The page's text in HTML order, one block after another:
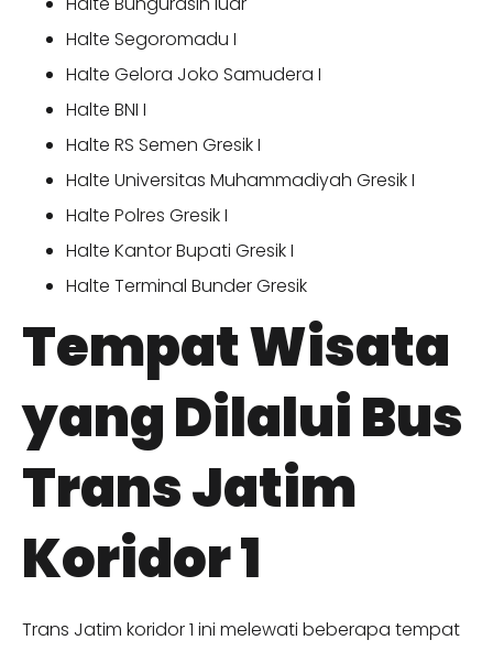
Halte Segoromadu I
Halte Gelora Joko Samudera I
Halte BNI I
Halte RS Semen Gresik I
Halte Universitas Muhammadiyah Gresik I
Halte Polres Gresik I
Halte Kantor Bupati Gresik I
Halte Terminal Bunder Gresik
Tempat Wisata
yang Dilalui Bus
Trans Jatim
Koridor 1
Trans Jatim koridor 1 ini melewati beberapa tempat